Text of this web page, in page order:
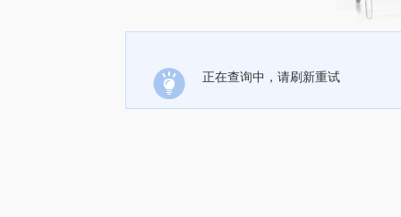
正在查询中，请刷新重试